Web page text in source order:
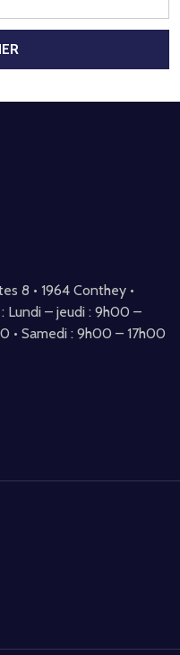
• Samedi : 9h00 – 17h00